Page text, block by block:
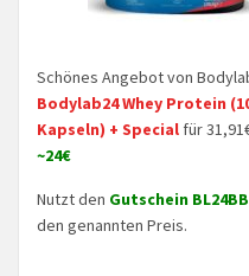
Schönes Angebot von
Bodylab24 Whey Protein
Kapseln) + Special für
~24€
Nutzt den Gutschein
den genannten Preis.